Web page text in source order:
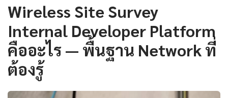
Wireless Site Survey
Internal Developer Platform
คืออะไร — พื้นฐาน Network ที่
ต้องรู้